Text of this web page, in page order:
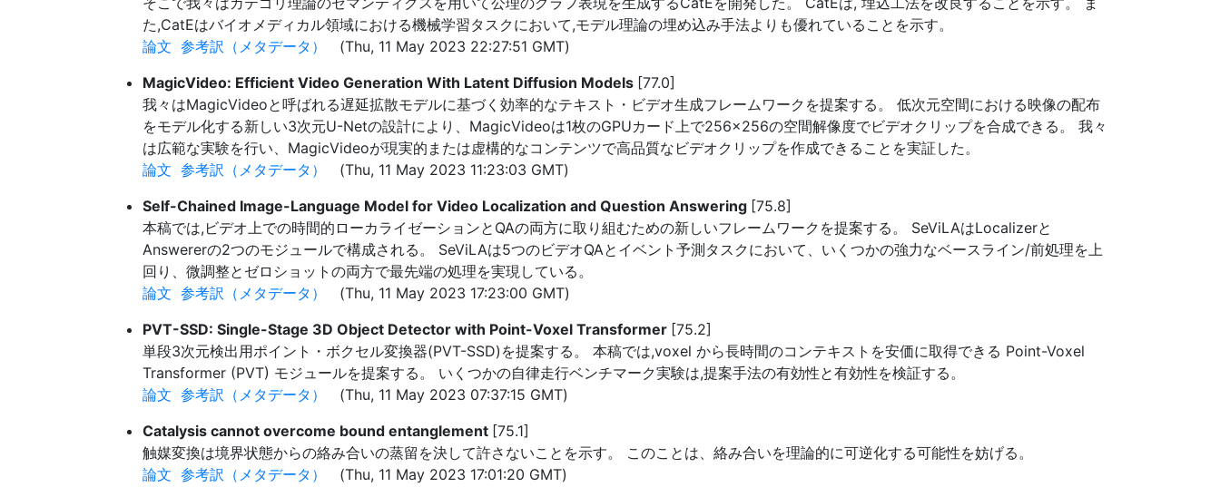
た,CatEはバイオメディカル領域における機械学習タスクにおいて,モデル理論の埋め込み手法よりも優れていることを示す。
論文 参考訳（メタデータ）
(Thu, 11 May 2023 22:27:51 GMT)
MagicVideo: Efficient Video Generation With Latent Diffusion Models [77.0]
我々はMagicVideoと呼ばれる遅延拡散モデルに基づく効率的なテキスト・ビデオ生成フレームワークを提案する。 低次元空間における映像の配布
をモデル化する新しい3次元U-Netの設計により、MagicVideoは1枚のGPUカード上で256×256の空間解像度でビデオクリップを合成できる。 我々
は広範な実験を行い、MagicVideoが現実的または虚構的なコンテンツで高品質なビデオクリップを作成できることを実証した。
論文 参考訳（メタデータ）
(Thu, 11 May 2023 11:23:03 GMT)
Self-Chained Image-Language Model for Video Localization and Question Answering [75.8]
本稿では,ビデオ上での時間的ローカライゼーションとQAの両方に取り組むための新しいフレームワークを提案する。 SeViLAはLocalizerと
Answererの2つのモジュールで構成される。 SeViLAは5つのビデオQAとイベント予測タスクにおいて、いくつかの強力なベースライン/前処理を上
回り、微調整とゼロショットの両方で最先端の処理を実現している。
論文 参考訳（メタデータ）
(Thu, 11 May 2023 17:23:00 GMT)
PVT-SSD: Single-Stage 3D Object Detector with Point-Voxel Transformer [75.2]
単段3次元検出用ポイント・ボクセル変換器(PVT-SSD)を提案する。 本稿では,voxel から長時間のコンテキストを安価に取得できる Point-Voxel
Transformer (PVT) モジュールを提案する。 いくつかの自律走行ベンチマーク実験は,提案手法の有効性と有効性を検証する。
論文 参考訳（メタデータ）
(Thu, 11 May 2023 07:37:15 GMT)
Catalysis cannot overcome bound entanglement [75.1]
触媒変換は境界状態からの絡み合いの蒸留を決して許さないことを示す。 このことは、絡み合いを理論的に可逆化する可能性を妨げる。
論文 参考訳（メタデータ） (Thu, 11 May 2023 17:01:20 GMT)